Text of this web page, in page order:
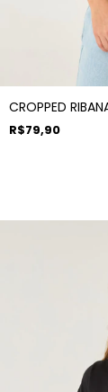
CROPPED
R$79,90